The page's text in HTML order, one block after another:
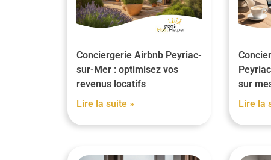
Conciergerie Airbnb Peyriac-
sur-Mer : optimisez vos
revenus locatifs
Lire la suite »
sur
Lire la